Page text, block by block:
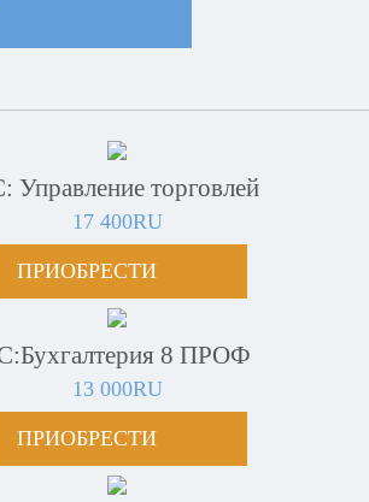
Управление торговлей
17 400RU
ПРИОБРЕСТИ
8 ПРОФ
13 000RU
ПРИОБРЕСТИ